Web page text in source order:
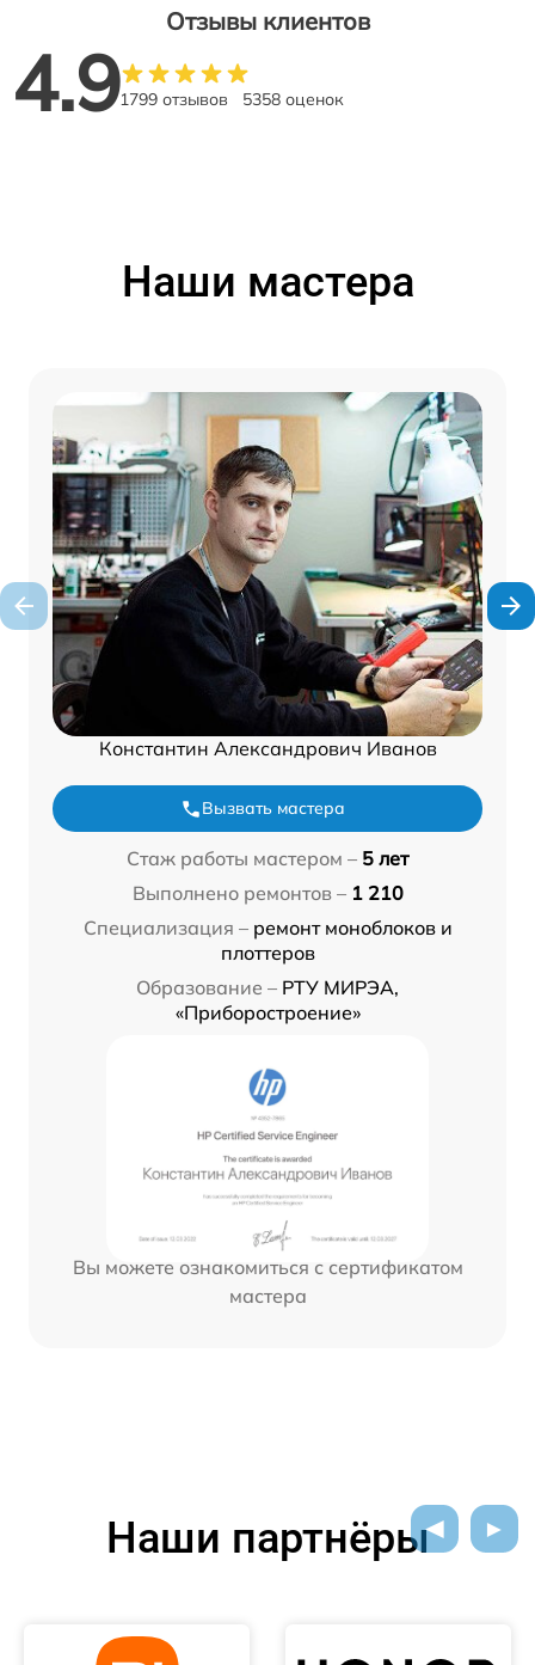
Отзывы клиентов
4.91799 отзывов 5358 оценок
Наши мастера
Константин Александрович Иванов
Вызвать мастера
Стаж работы мастером – 5 лет
Выполнено ремонтов – 1 210
Специализация – ремонт моноблоков и
плоттеров
Образование – РТУ МИРЭА,
«Приборостроение»
Вы можете ознакомиться с сертификатом
мастера
Наши партнёры